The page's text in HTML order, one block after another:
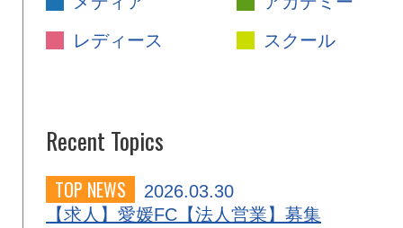
レディース
スクール
Recent Topics
TOP NEWS
2026.03.30
【求人】愛媛FC【法人営業】募集